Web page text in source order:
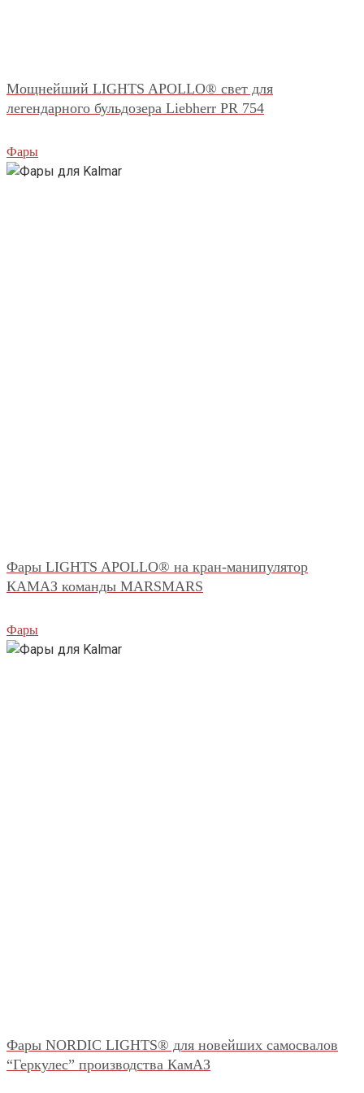
Мощнейший LIGHTS APOLLO® свет для
легендарного бульдозера Liebherr PR 754
Фары
Фары LIGHTS APOLLO® на кран-манипулятор
КАМАЗ команды MARSMARS
Фары
Фары NORDIC LIGHTS® для новейших самосвалов
“Геркулес” производства КамАЗ